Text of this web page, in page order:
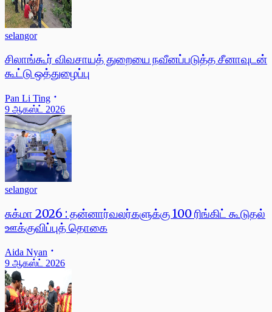
selangor
சிலாங்கூர் விவசாயத் துறையை நவீனப்படுத்த சீனாவுடன்
கூட்டு ஒத்துழைப்பு
Pan Li Ting
9 ஆகஸ்ட் 2026
selangor
சுக்மா 2026 : தன்னார்வலர்களுக்கு 100 ரிங்கிட் கூடுதல்
ஊக்குவிப்புத் தொகை
Aida Nyan
9 ஆகஸ்ட் 2026